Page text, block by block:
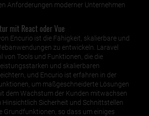
Anforderungen moderner Unternehmen
mit React oder Vue
Encurio ist die Fähigkeit, skalierbare und
zu entwickeln. Laravel
von Tools und Funktionen, die die
und skalierbaren
und Encurio ist erfahren in der
um maßgeschneiderte Lösungen
dem Wachstum der Kunden mitwachsen
Hinsichtlich Sicherheit und Schnittstellen
Grundfunktionen, so dass um einiges